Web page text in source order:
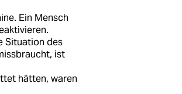
Ein Mensch
Situation des
ist
hätten, waren